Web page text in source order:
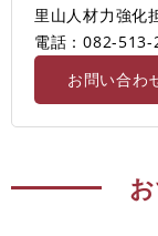
里山人材力強化
電話：082-513-
お問い合わ